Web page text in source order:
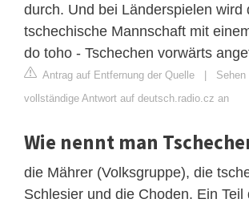
durch. Und bei Länderspielen wird
tschechische Mannschaft mit
do toho - Tschechen vorwärts
Antrag auf Entfernung der Quelle
vollständige Antwort auf deutsch.radio.cz an
Wie nennt man
die Mährer (Volksgruppe), die
Schlesier und die Choden. Ein Teil